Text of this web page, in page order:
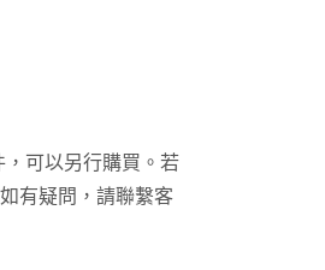
可以另行購買。若
有疑問，請聯繫客